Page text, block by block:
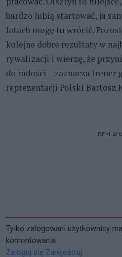
bardzo lubią startować, ja
latach mogę tu wrócić.
kolejne dobre rezultaty w
rywalizacji i wierzę, że
do radości – zaznacza trener
reprezentacji Polski Bartosz
Tylko zalogowani użytkownicy
komentowania
Zaloguj się Zarejestruj